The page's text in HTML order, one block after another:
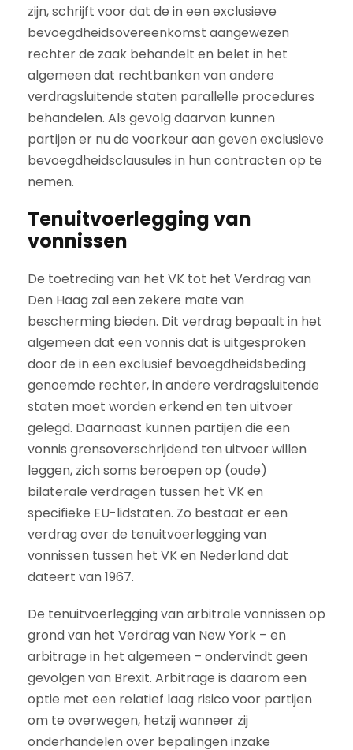
zijn, schrijft voor dat de in een exclusieve
bevoegdheidsovereenkomst aangewezen
rechter de zaak behandelt en belet in het
algemeen dat rechtbanken van andere
verdragsluitende staten parallelle procedures
behandelen. Als gevolg daarvan kunnen
partijen er nu de voorkeur aan geven exclusieve
bevoegdheidsclausules in hun contracten op te
nemen.
Tenuitvoerlegging van
vonnissen
De toetreding van het VK tot het Verdrag van
Den Haag zal een zekere mate van
bescherming bieden. Dit verdrag bepaalt in het
algemeen dat een vonnis dat is uitgesproken
door de in een exclusief bevoegdheidsbeding
genoemde rechter, in andere verdragsluitende
staten moet worden erkend en ten uitvoer
gelegd. Daarnaast kunnen partijen die een
vonnis grensoverschrijdend ten uitvoer willen
leggen, zich soms beroepen op (oude)
bilaterale verdragen tussen het VK en
specifieke EU-lidstaten. Zo bestaat er een
verdrag over de tenuitvoerlegging van
vonnissen tussen het VK en Nederland dat
dateert van 1967.
De tenuitvoerlegging van arbitrale vonnissen op
grond van het Verdrag van New York – en
arbitrage in het algemeen – ondervindt geen
gevolgen van Brexit. Arbitrage is daarom een
optie met een relatief laag risico voor partijen
om te overwegen, hetzij wanneer zij
onderhandelen over bepalingen inzake